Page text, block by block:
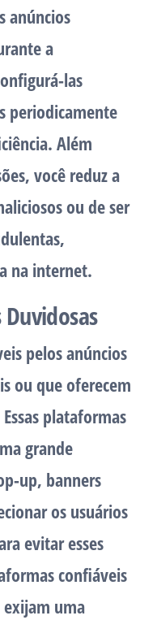
anúncios
a
las
periodicamente
Além
você reduz a
ou de ser
na internet.
pelos anúncios
ou que oferecem
plataformas
grande
up, banners
os usuários
evitar esses
confiáveis
uma